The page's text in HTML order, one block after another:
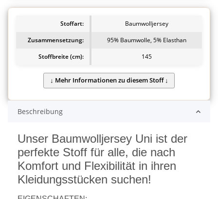
Stoffart:
Baumwolljersey
Zusammensetzung:
95% Baumwolle, 5% Elasthan
Stoffbreite (cm):
145
Beschreibung
Unser Baumwolljersey Uni ist der
perfekte Stoff für alle, die nach
Komfort und Flexibilität in ihren
Kleidungsstücken suchen!